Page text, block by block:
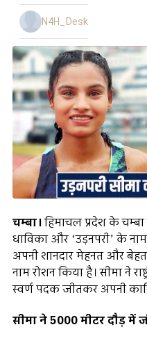
N4H_Desk
चम्बा।हिमाचल प्रदेश के चम्बा
धाविका और ‘उड़नपरी’ के
अपनी शानदार मेहनत और
नाम रोशन किया है। सीमा ने
स्वर्ण पदक जीतकर अपनी
सीमा ने 5000 मीटर दौड़ में